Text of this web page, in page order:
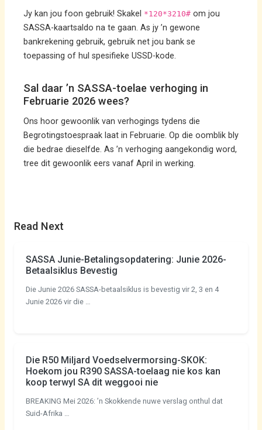
Jy kan jou foon gebruik! Skakel *120*3210# om jou
SASSA-kaartsaldo na te gaan. As jy ’n gewone
bankrekening gebruik, gebruik net jou bank se
toepassing of hul spesifieke USSD-kode.
Sal daar ’n SASSA-toelae verhoging in
Februarie 2026 wees?
Ons hoor gewoonlik van verhogings tydens die
Begrotingstoespraak laat in Februarie. Op die oomblik bly
die bedrae dieselfde. As ’n verhoging aangekondig word,
tree dit gewoonlik eers vanaf April in werking.
Read Next
SASSA Junie-Betalingsopdatering: Junie 2026-
Betaalsiklus Bevestig
Die Junie 2026 SASSA-betaalsiklus is bevestig vir 2, 3 en 4
Junie 2026 vir die …
Die R50 Miljard Voedselvermorsing-SKOK:
Hoekom jou R390 SASSA-toelaag nie kos kan
koop terwyl SA dit weggooi nie
BREAKING Mei 2026: ’n Skokkende nuwe verslag onthul dat
Suid-Afrika …